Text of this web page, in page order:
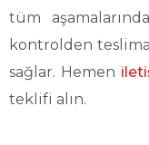
tüm
kontrolden
sağlar. Hemen
teklifi alın.